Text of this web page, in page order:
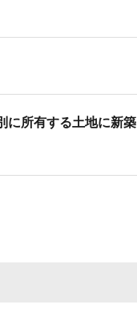
に所有する土地に新築